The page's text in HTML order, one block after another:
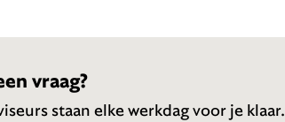
vraag?
staan elke werkdag voor je klaar.